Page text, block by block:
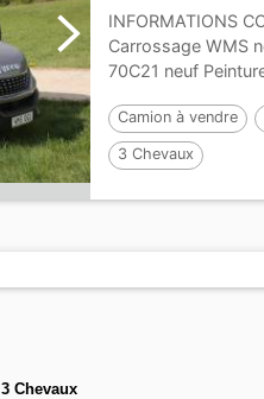
INFORMATIONS
Carrossage WMS
70C21 neuf
Camion à vendre
3 Chevaux
3 Chevaux